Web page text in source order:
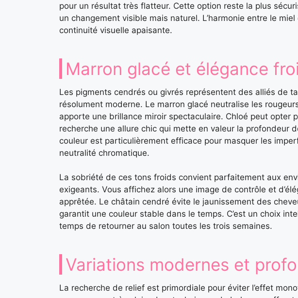
pour un résultat très flatteur. Cette option reste la plus
un changement visible mais naturel. L’harmonie entre le
continuité visuelle apaisante.
Marron glacé et élégance
Les pigments cendrés ou givrés représentent des alliés de
résolument moderne. Le marron glacé neutralise les
apporte une brillance miroir spectaculaire. Chloé peut opter
recherche une allure chic qui mette en valeur la profondeur
couleur est particulièrement efficace pour masquer les
neutralité chromatique.
La sobriété de ces tons froids convient parfaitement aux
exigeants. Vous affichez alors une image de contrôle et
apprêtée. Le châtain cendré évite le jaunissement des
garantit une couleur stable dans le temps. C’est un choix
temps de retourner au salon toutes les trois semaines.
Variations modernes et
La recherche de relief est primordiale pour éviter l’effet